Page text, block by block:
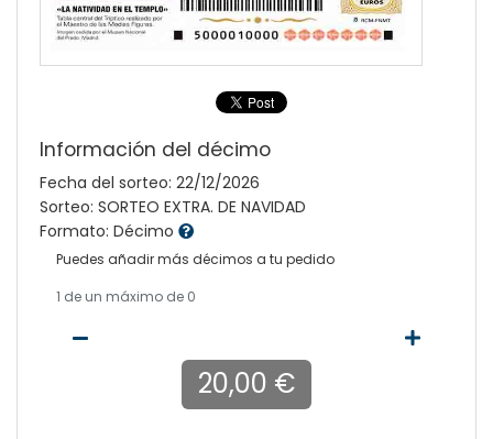
Información del décimo
Fecha del sorteo: 22/12/2026
Sorteo: SORTEO EXTRA. DE NAVIDAD
Formato: Décimo
Puedes añadir más décimos a tu pedido
1 de un máximo de 0
20,00 €